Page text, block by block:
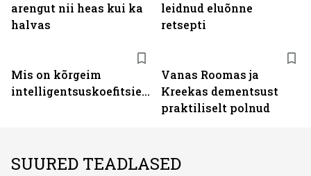
arengut nii heas kui ka
halvas
leidnud eluõnne
retsepti
Mis on kõrgeim
intelligentsuskoefitsient?
Vanas Roomas ja
Kreekas dementsust
praktiliselt polnud
SUURED TEADLASED